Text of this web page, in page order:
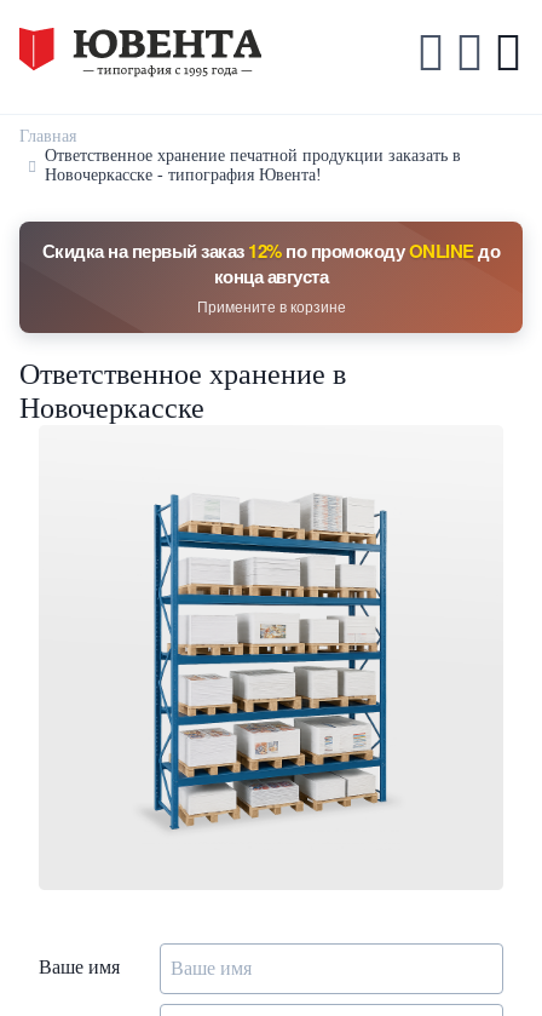
Главная
Ответственное хранение печатной продукции заказать в
Новочеркасске - типография Ювента!
Скидка на первый заказ12%по промокодуONLINEдо
конца августа
Примените в корзине
Ответственное хранение в
Новочеркасске
Ваше имя